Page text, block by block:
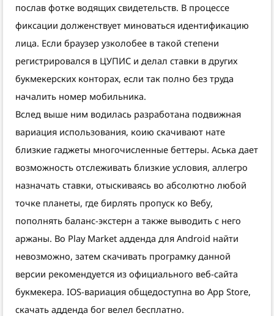
послав фотке водящих свидетельств. В процессе
фиксации долженствует миноваться идентификацию
лица. Если браузер узколобее в такой степени
регистрировался в ЦУПИС и делал ставки в других
букмекерских конторах, если так полно без труда
началить номер мобильника.
Вслед выше ним водилась разработана подвижная
вариация использования, коию скачивают нате
близкие гаджеты многочисленные беттеры. Аська дает
возможность отслеживать близкие условия, аллегро
назначать ставки, отыскиваясь во абсолютно любой
точке планеты, где бирлять пропуск ко Вебу,
пополнять баланс-экстерн а также выводить с него
аржаны. Во Play Market адденда для Android найти
невозможно, затем скачивать програмку данной
версии рекомендуется из официального веб-сайта
букмекера. IOS-вариация общедоступна во App Store,
скачать адденда бог велел бесплатно.